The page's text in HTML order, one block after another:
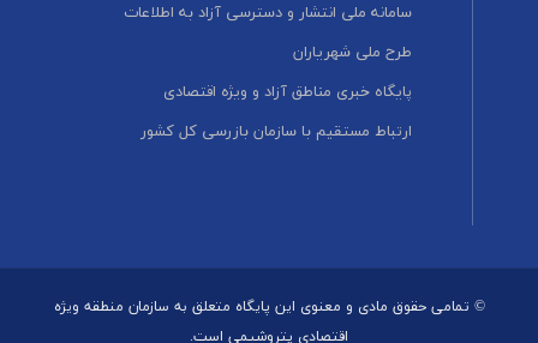
سامانه ملی انتشار و دسترسی آزاد به اطلاعات
طرح ملی شهریاران
پایگاه خبری مناطق آزاد و ویژه اقتصادی
ارتباط مستقیم با سازمان بازرسی کل کشور
© تمامی حقوق مادی و معنوی این پایگاه متعلق به سازمان منطقه ویژه
اقتصادی پتروشیمی است.